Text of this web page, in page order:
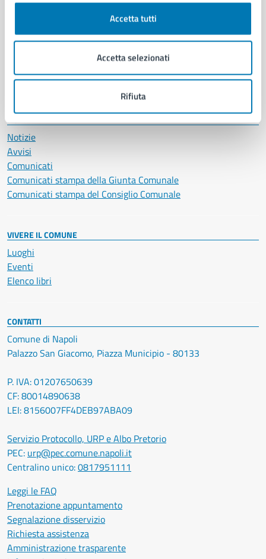
Accetta tutti
Accetta selezionati
Rifiuta
Educazione e formazione
Giustizia e sicurezza pubblica
Imprese e commercio
Salute, benessere e assistenza
Vita lavorativa
NOVITÀ
Notizie
Avvisi
Comunicati
Comunicati stampa della Giunta Comunale
Comunicati stampa del Consiglio Comunale
VIVERE IL COMUNE
Luoghi
Eventi
Elenco libri
CONTATTI
Comune di Napoli
Palazzo San Giacomo, Piazza Municipio - 80133
P. IVA: 01207650639
CF: 80014890638
LEI: 8156007FF4DEB97ABA09
Servizio Protocollo, URP e Albo Pretorio
PEC: urp@pec.comune.napoli.it
Centralino unico:0817951111
Leggi le FAQ
Prenotazione appuntamento
Segnalazione disservizio
Richiesta assistenza
Amministrazione trasparente